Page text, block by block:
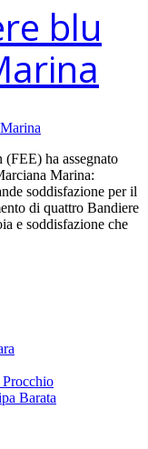
blu
ha assegnato
Marina:
soddisfazione per il
di quattro Bandiere
e soddisfazione che
Barata